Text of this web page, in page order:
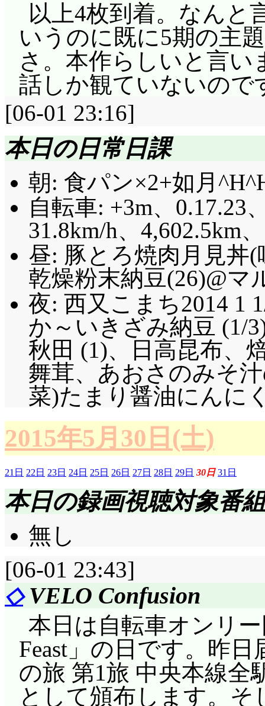
以上4枚到着。なんと
いうのに既に5期の主
さ。本作らしいと言
話しか観ていないので
[06-01 23:16]
本日の日常日課
朝: 食パン×2+如月
自転車: +3m、0.17.23
31.8km/h、4,602.5km
昼: 豚とろ焼肉月見丼
乾燥粉末納豆(26)@マ
夜: 西又こまち2014 1
か～いきざみ納豆 (1/
秋田 (1)、日高昆布、
舞茸、あおさのみそ
菜)たまり醤油にんに
2015年5月30日(土)
21日 22日 23日 24日 25日 26日 27日 28日 29日 30日 31日
本日の録画視聴対象番組
無し
[06-01 23:43]
◇VELO Confusion
本日は自転車オンリ
Feast」の日です。昨
の旅 第1旅 中央本線全
として頒布します。